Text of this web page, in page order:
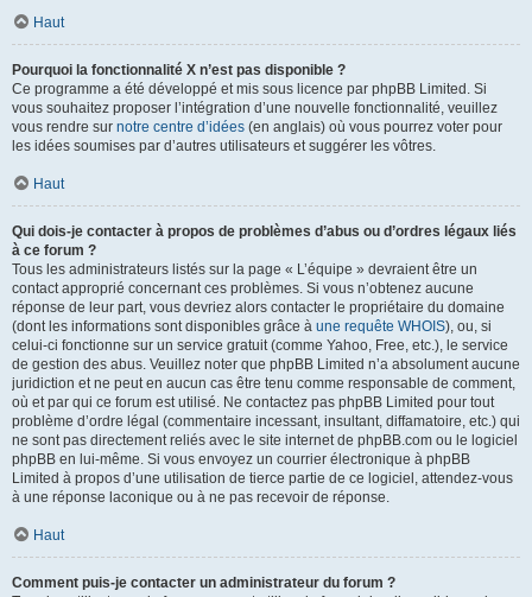
Haut
Pourquoi la fonctionnalité X n’est pas disponible ?
Ce programme a été développé et mis sous licence par phpBB Limited. Si
vous souhaitez proposer l’intégration d’une nouvelle fonctionnalité, veuillez
vous rendre sur notre centre d’idées (en anglais) où vous pourrez voter pour
les idées soumises par d’autres utilisateurs et suggérer les vôtres.
Haut
Qui dois-je contacter à propos de problèmes d’abus ou d’ordres légaux liés
à ce forum ?
Tous les administrateurs listés sur la page « L’équipe » devraient être un
contact approprié concernant ces problèmes. Si vous n’obtenez aucune
réponse de leur part, vous devriez alors contacter le propriétaire du domaine
(dont les informations sont disponibles grâce à une requête WHOIS), ou, si
celui-ci fonctionne sur un service gratuit (comme Yahoo, Free, etc.), le service
de gestion des abus. Veuillez noter que phpBB Limited n’a absolument aucune
juridiction et ne peut en aucun cas être tenu comme responsable de comment,
où et par qui ce forum est utilisé. Ne contactez pas phpBB Limited pour tout
problème d’ordre légal (commentaire incessant, insultant, diffamatoire, etc.) qui
ne sont pas directement reliés avec le site internet de phpBB.com ou le logiciel
phpBB en lui-même. Si vous envoyez un courrier électronique à phpBB
Limited à propos d’une utilisation de tierce partie de ce logiciel, attendez-vous
à une réponse laconique ou à ne pas recevoir de réponse.
Haut
Comment puis-je contacter un administrateur du forum ?